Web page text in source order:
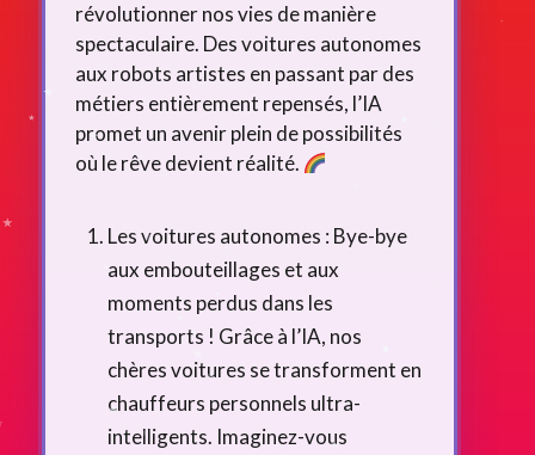
révolutionner nos vies de manière
spectaculaire. Des voitures autonomes
aux robots artistes en passant par des
métiers entièrement repensés, l’IA
promet un avenir plein de possibilités
où le rêve devient réalité.
Les voitures autonomes : Bye-bye
aux embouteillages et aux
moments perdus dans les
transports ! Grâce à l’IA, nos
chères voitures se transforment en
chauffeurs personnels ultra-
intelligents. Imaginez-vous